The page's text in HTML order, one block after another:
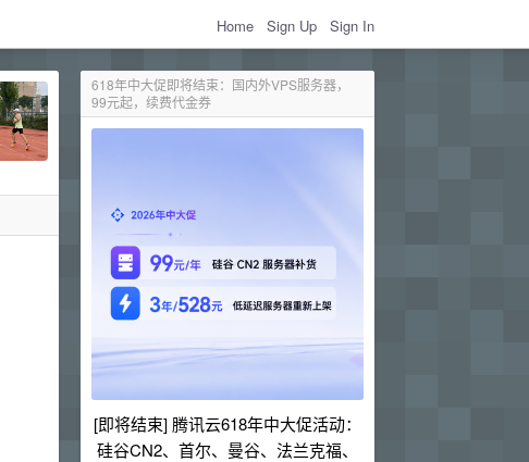
Home Sign Up Sign In
618年中大促即将结束：国内外VPS服务器，
99元起，续费代金券
[即将结束] 腾讯云618年中大促活动：
硅谷CN2、首尔、曼谷、法兰克福、